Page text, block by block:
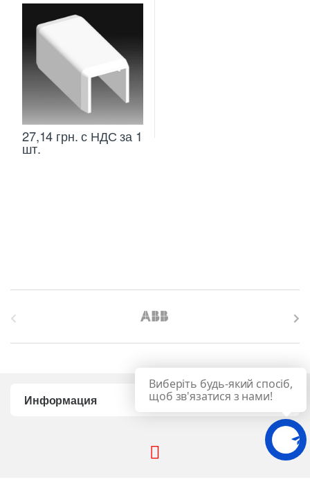
27,14 грн.с НДС за 1
шт.
Информация
Виберіть будь-який спосіб,
щоб зв'язатися з нами!